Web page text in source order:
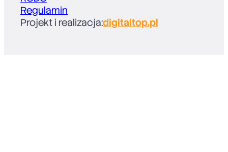
Regulamin
Projekt i realizacja:digitaltop.pl